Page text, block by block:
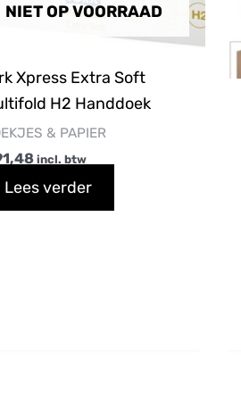
NIET OP VOORRAAD
Xpress Extra Soft
H2 Handdoek
& PAPIER
incl. btw
Lees verder